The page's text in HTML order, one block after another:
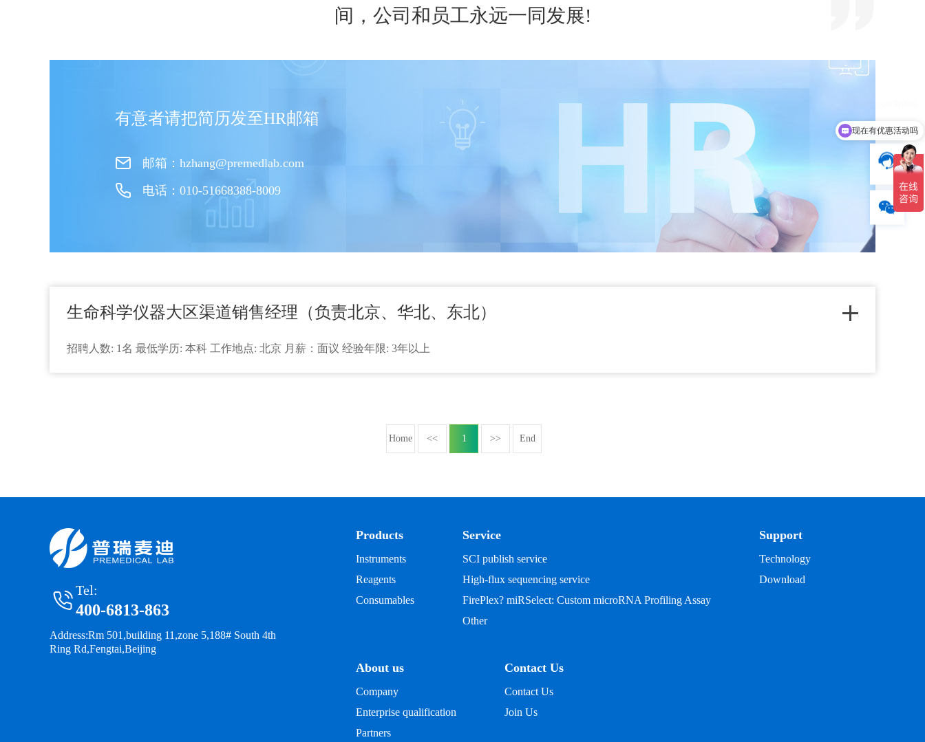
间，公司和员工永远一同发展!
有意者请把简历发至HR邮箱
邮箱：hzhang@premedlab.com
电话：010-51668388-8009
生命科学仪器大区渠道销售经理（负责北京、华北、东北）
招聘人数: 1名 最低学历: 本科 工作地点: 北京 月薪：面议 经验年限: 3年以上
Home << 1 >> End
Tel:
400-6813-863
Address:Rm 501,building 11,zone 5,188# South 4th
Ring Rd,Fengtai,Beijing
Products
Instruments
Reagents
Consumables
Service
SCI publish service
High-flux sequencing service
FirePlex? miRSelect: Custom microRNA Profiling Assay
Other
Support
Technology
Download
About us
Company
Enterprise qualification
Partners
Contact Us
Contact Us
Join Us
现在有优惠活动吗